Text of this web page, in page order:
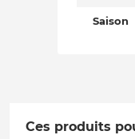
Saison
Ces produits